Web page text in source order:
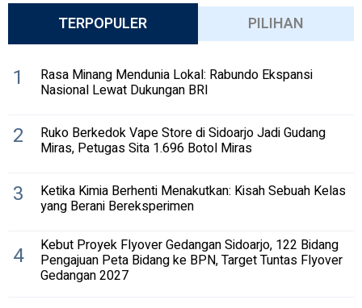
TERPOPULER PILIHAN
1 Rasa Minang Mendunia Lokal: Rabundo Ekspansi
Nasional Lewat Dukungan BRI
2 Ruko Berkedok Vape Store di Sidoarjo Jadi Gudang
Miras, Petugas Sita 1.696 Botol Miras
3 Ketika Kimia Berhenti Menakutkan: Kisah Sebuah Kelas
yang Berani Bereksperimen
4 Kebut Proyek Flyover Gedangan Sidoarjo, 122 Bidang
Pengajuan Peta Bidang ke BPN, Target Tuntas Flyover
Gedangan 2027